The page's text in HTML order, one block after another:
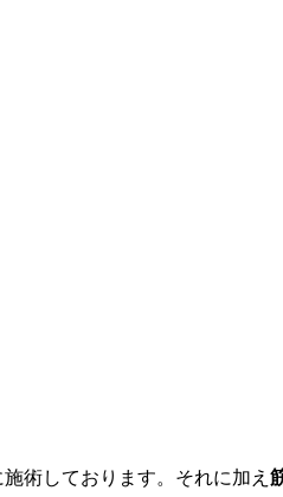
施術しております。それに加え